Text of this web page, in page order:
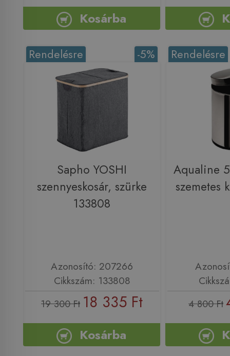
Kosárba
-5%
Rendelésre
Sapho YOSHI
szennyeskosár, szürke
133808
Azonosító: 207266
Cikkszám: 133808
19 300 Ft 18 335 Ft
Kosárba
Rendelésre
Aqualine
szemetes
4 800 Ft